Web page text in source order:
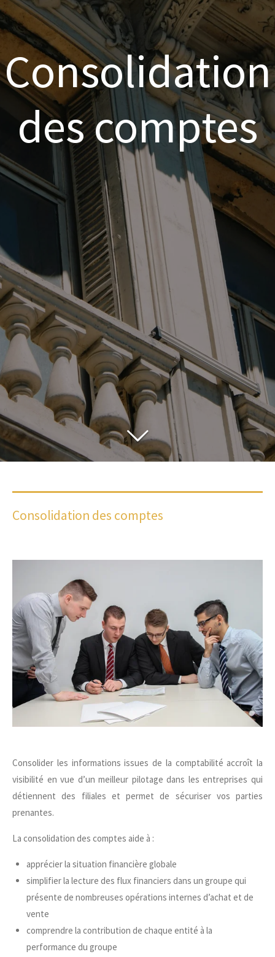
Consolidation
des comptes
Consolidation des comptes
Consolider les informations issues de la comptabilité accroît la
visibilité en vue d’un meilleur pilotage dans les entreprises qui
détiennent des filiales et permet de sécuriser vos parties
prenantes.
La consolidation des comptes aide à :
apprécier la situation financière globale
simplifier la lecture des flux financiers dans un groupe qui
présente de nombreuses opérations internes d’achat et de
vente
comprendre la contribution de chaque entité à la
performance du groupe